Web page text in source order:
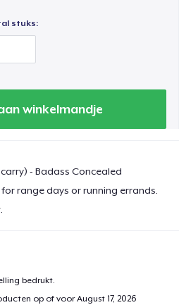
stuks:
winkelmandje
carry) - Badass Concealed
range days or running errands.
bedrukt.
op of voorAugust 17, 2026